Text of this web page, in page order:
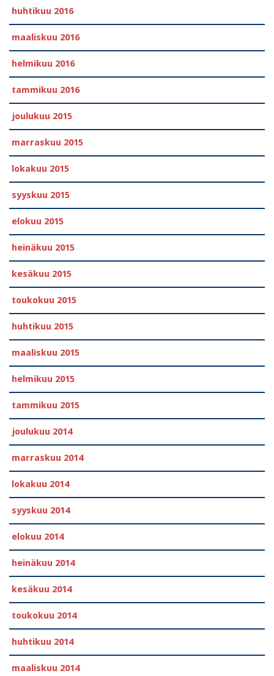
huhtikuu 2016
maaliskuu 2016
helmikuu 2016
tammikuu 2016
joulukuu 2015
marraskuu 2015
lokakuu 2015
syyskuu 2015
elokuu 2015
heinäkuu 2015
kesäkuu 2015
toukokuu 2015
huhtikuu 2015
maaliskuu 2015
helmikuu 2015
tammikuu 2015
joulukuu 2014
marraskuu 2014
lokakuu 2014
syyskuu 2014
elokuu 2014
heinäkuu 2014
kesäkuu 2014
toukokuu 2014
huhtikuu 2014
maaliskuu 2014